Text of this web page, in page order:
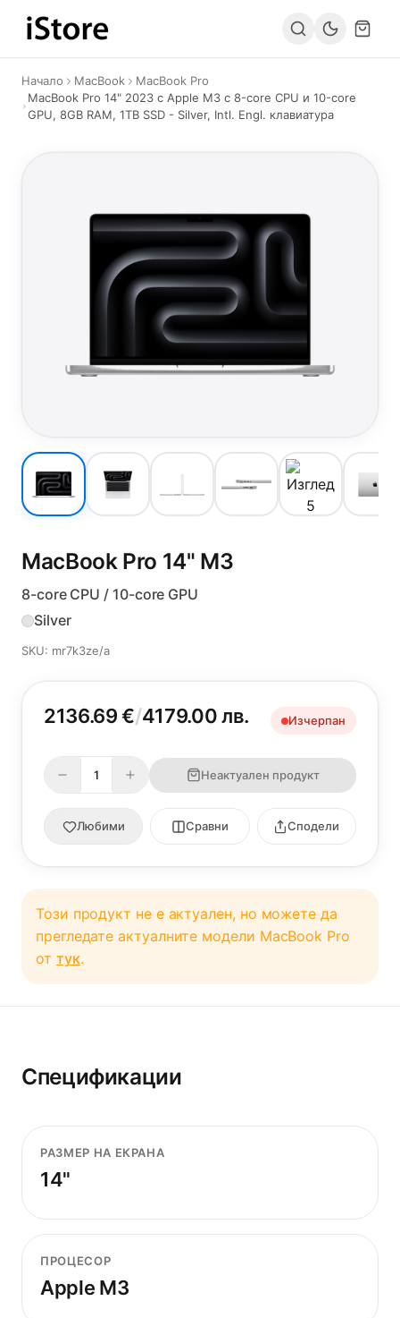
Към съдържанието
Начало MacBook
MacBook Pro
MacBook Pro 14" 2023 с Apple M3 с 8-core CPU и 10-core
GPU, 8GB RAM, 1TB SSD - Silver, Intl. Engl. клавиатура
MacBook Pro 14" M3
8-core CPU / 10-core GPU
Silver
SKU: mr7k3ze/a
2136.69 €/4179.00 лв. Изчерпан
Неактуален продукт
Любими Сравни Сподели
Този продукт не е актуален, но можете да
прегледате актуалните модели MacBook Pro
от тук.
Спецификации
РАЗМЕР НА ЕКРАНА
14"
ПРОЦЕСОР
Apple M3